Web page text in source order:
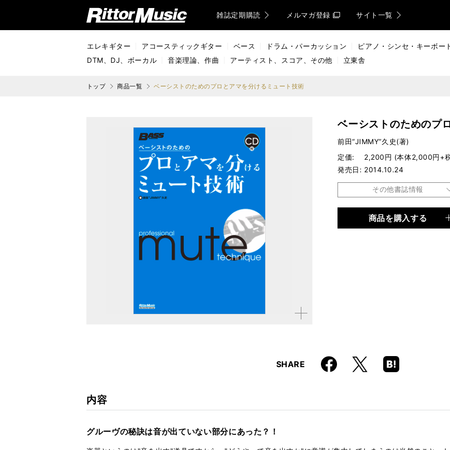
リットーミュージック (Rittor Music) 雑誌定期購読 メルマガ登録 サイト一覧
エレキギター アコースティックギター ベース ドラム・パーカッション
ピアノ・シンセ・キーボー
DTM、DJ、ボーカル
音楽理論、作曲 アーティスト、スコア、その他 立東舎
トップ 商品一覧 ベーシストのためのプロとアマを分けるミュート技術
拡大す
ベーシストのためのプ
前田“JIMMY”久史(著)
定価
2,200円 (本体2,000円+
発売日
2014.10.24
その他書誌情報
書籍
商品を購入する
SHARE Faceboo
k
X
Hatena
Boo
内容
グルーヴの秘訣は音が出ていない部分にあった？！